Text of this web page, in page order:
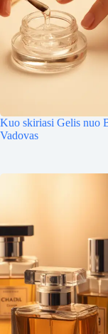
Kuo skiriasi Gelis nuo
Vadovas